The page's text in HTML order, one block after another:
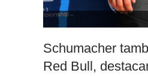
Schumacher
Red Bull,